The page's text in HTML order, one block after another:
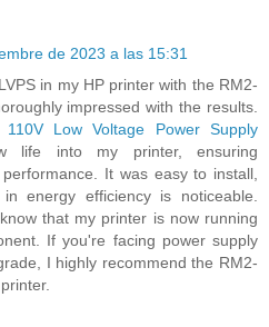
de 2023 a las 15:31
in my HP printer with the RM2-
impressed with the results.
Low Voltage Power Supply
life into my printer, ensuring
It was easy to install,
energy efficiency is noticeable.
that my printer is now running
If you're facing power supply
I highly recommend the RM2-